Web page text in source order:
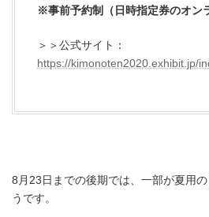
※事前予約制（日時指定券のオン
＞＞公式サイト：
https://kimonoten2020.exhibit.jp/
8月23日までの後期では、一部が夏用
うです。